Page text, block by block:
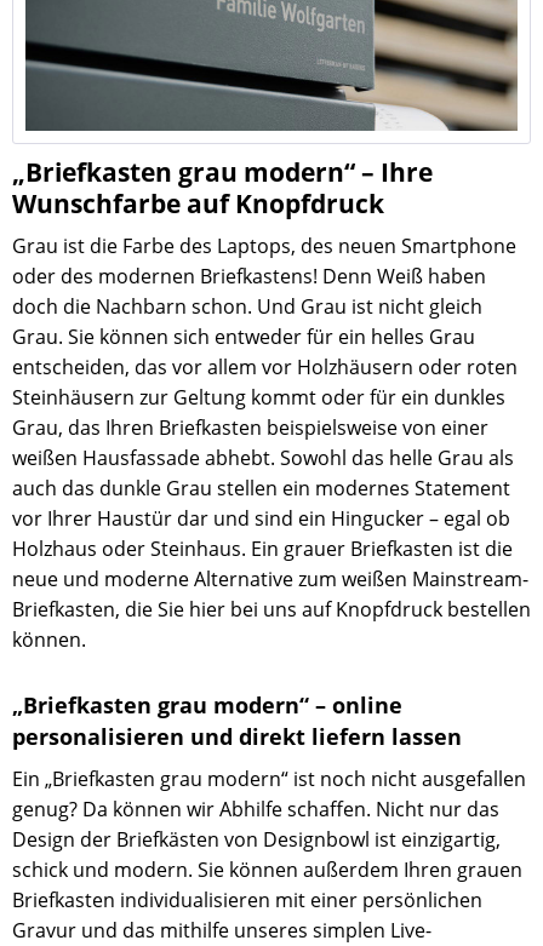
„Briefkasten grau modern“ – Ihre
Wunschfarbe auf Knopfdruck
Grau ist die Farbe des Laptops, des neuen Smartphone
oder des modernen Briefkastens! Denn Weiß haben
doch die Nachbarn schon. Und Grau ist nicht gleich
Grau. Sie können sich entweder für ein helles Grau
entscheiden, das vor allem vor Holzhäusern oder roten
Steinhäusern zur Geltung kommt oder für ein dunkles
Grau, das Ihren Briefkasten beispielsweise von einer
weißen Hausfassade abhebt. Sowohl das helle Grau als
auch das dunkle Grau stellen ein modernes Statement
vor Ihrer Haustür dar und sind ein Hingucker – egal ob
Holzhaus oder Steinhaus. Ein grauer Briefkasten ist die
neue und moderne Alternative zum weißen Mainstream-
Briefkasten, die Sie hier bei uns auf Knopfdruck bestellen
können.
„Briefkasten grau modern“ ­– online
personalisieren und direkt liefern lassen
Ein „Briefkasten grau modern“ ist noch nicht ausgefallen
genug? Da können wir Abhilfe schaffen. Nicht nur das
Design der Briefkästen von Designbowl ist einzigartig,
schick und modern. Sie können außerdem Ihren grauen
Briefkasten individualisieren mit einer persönlichen
Gravur und das mithilfe unseres simplen Live-